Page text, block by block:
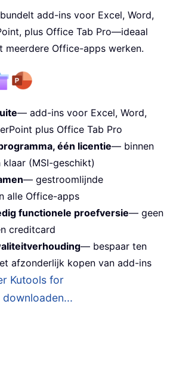
bundelt add-ins voor Excel, Word,
plus Office Tab Pro—ideaal
meerdere Office-apps werken.
— add-ins voor Excel, Word,
plus Office Tab Pro
één licentie— binnen
klaar (MSI-geschikt)
— gestroomlijnde
alle Office-apps
functionele proefversie— geen
creditcard
— bespaar ten
afzonderlijk kopen van add-ins
Kutools for
downloaden...